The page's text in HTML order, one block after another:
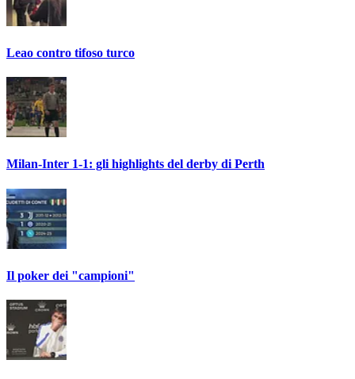
Leao contro tifoso turco
Milan-Inter 1-1: gli highlights del derby di Perth
Il poker dei "campioni"